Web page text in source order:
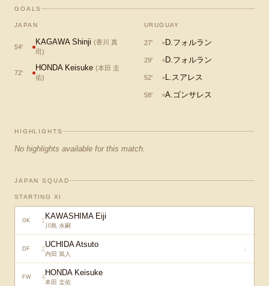
GOALS
JAPAN
54'
KAGAWA Shinji (香川 真
司 )
72'
HONDA Keisuke (本田 圭
佑)
URUGUAY
27' D.フォルラン
29' D.フォルラン
52' L.スアレス
58' A.ゴンサレス
HIGHLIGHTS
No highlights available for this match.
JAPAN SQUAD
STARTING XI
GK 1 KAWASHIMA Eiji
川島 永嗣
DF 2UCHIDA Atsuto
内田 篤人
↓
FW 4HONDA Keisuke
本田 圭佑